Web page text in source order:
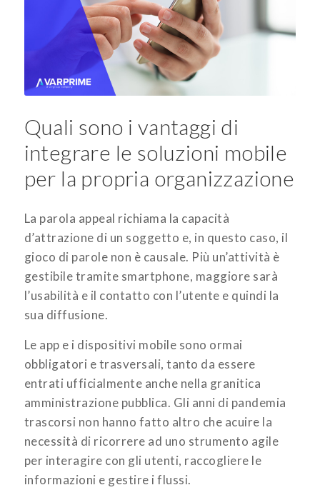
Quali sono i vantaggi di
integrare le soluzioni mobile
per la propria organizzazione
La parola appeal richiama la capacità
d’attrazione di un soggetto e, in questo caso, il
gioco di parole non è causale. Più un’attività è
gestibile tramite smartphone, maggiore sarà
l’usabilità e il contatto con l’utente e quindi la
sua diffusione.
Le app e i dispositivi mobile sono ormai
obbligatori e trasversali, tanto da essere
entrati ufficialmente anche nella granitica
amministrazione pubblica. Gli anni di pandemia
trascorsi non hanno fatto altro che acuire la
necessità di ricorrere ad uno strumento agile
per interagire con gli utenti, raccogliere le
informazioni e gestire i flussi.